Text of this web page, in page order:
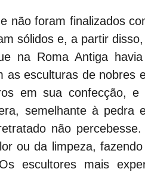
não foram finalizados
sólidos e, a partir
na Roma Antiga
as esculturas de nobres
em sua confecção,
semelhante à pedra
não
ou da limpeza,
escultores mais